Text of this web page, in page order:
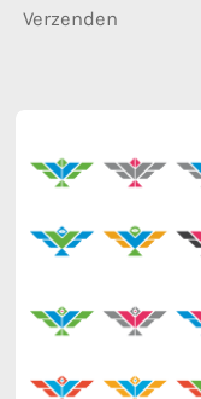
Verzenden